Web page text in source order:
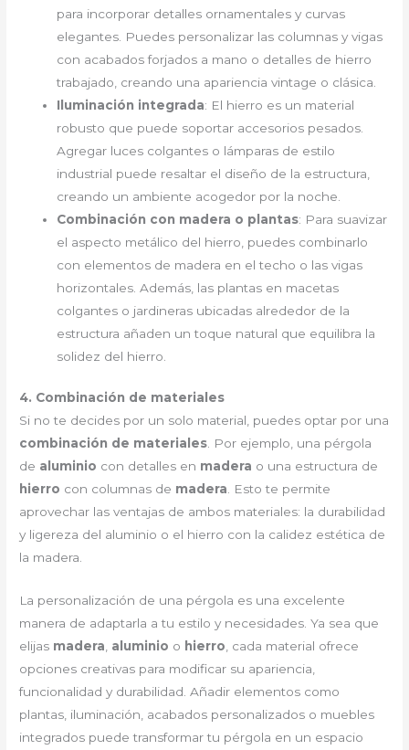
para incorporar detalles ornamentales y curvas
elegantes. Puedes personalizar las columnas y vigas
con acabados forjados a mano o detalles de hierro
trabajado, creando una apariencia vintage o clásica.
Iluminación integrada: El hierro es un material
robusto que puede soportar accesorios pesados.
Agregar luces colgantes o lámparas de estilo
industrial puede resaltar el diseño de la estructura,
creando un ambiente acogedor por la noche.
Combinación con madera o plantas: Para suavizar
el aspecto metálico del hierro, puedes combinarlo
con elementos de madera en el techo o las vigas
horizontales. Además, las plantas en macetas
colgantes o jardineras ubicadas alrededor de la
estructura añaden un toque natural que equilibra la
solidez del hierro.
4. Combinación de materiales
Si no te decides por un solo material, puedes optar por una
combinación de materiales. Por ejemplo, una pérgola
de aluminio con detalles en madera o una estructura de
hierro con columnas de madera. Esto te permite
aprovechar las ventajas de ambos materiales: la durabilidad
y ligereza del aluminio o el hierro con la calidez estética de
la madera.
La personalización de una pérgola es una excelente
manera de adaptarla a tu estilo y necesidades. Ya sea que
elijas madera aluminio o hierro , cada material ofrece
opciones creativas para modificar su apariencia,
funcionalidad y durabilidad. Añadir elementos como
plantas, iluminación, acabados personalizados o muebles
integrados puede transformar tu pérgola en un espacio